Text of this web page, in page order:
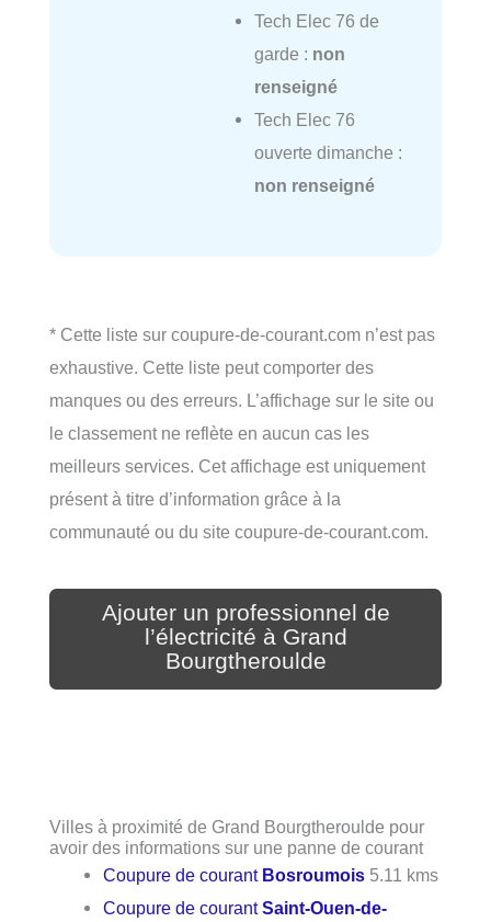
Tech Elec 76 de
garde : non
renseigné
Tech Elec 76
ouverte dimanche :
non renseigné
* Cette liste sur coupure-de-courant.com n’est pas
exhaustive. Cette liste peut comporter des
manques ou des erreurs. L’affichage sur le site ou
le classement ne reflète en aucun cas les
meilleurs services. Cet affichage est uniquement
présent à titre d’information grâce à la
communauté ou du site coupure-de-courant.com.
Ajouter un professionnel de
l’électricité à Grand
Bourgtheroulde
Villes à proximité de Grand Bourgtheroulde pour
avoir des informations sur une panne de courant
Coupure de courant Bosroumois 5.11 kms
Coupure de courantSaint-Ouen-de-